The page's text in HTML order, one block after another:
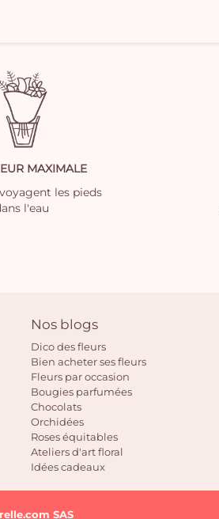
MAXIMALE
les pieds
l'eau
Nos blogs
Dico des fleurs
Bien acheter ses fleurs
Fleurs par occasion
Bougies parfumées
Chocolats
Orchidées
Roses équitables
Ateliers d'art floral
Idées cadeaux
SAS